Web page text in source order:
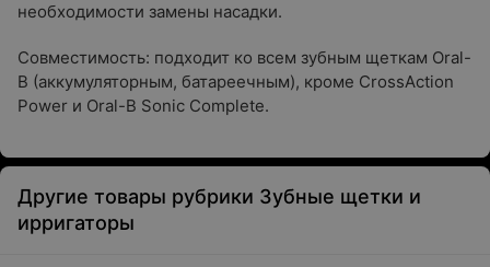
необходимости замены насадки.
Совместимость: подходит ко всем зубным щеткам Oral-
B (аккумуляторным, батареечным), кроме CrossAction
Power и Oral-B Sonic Complete.
Другие товары рубрики Зубные щетки и
ирригаторы